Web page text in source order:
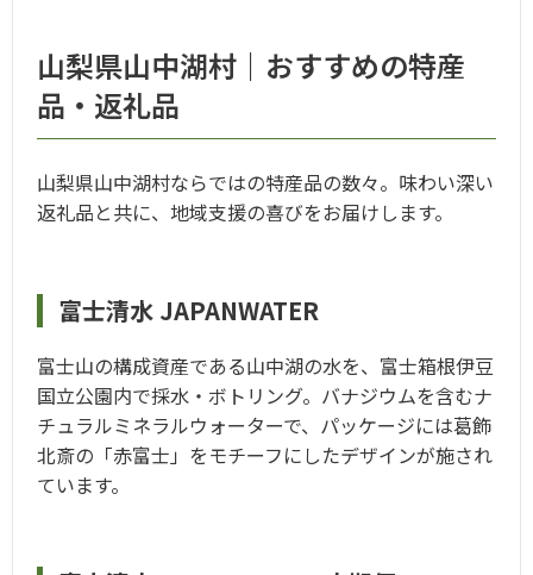
山梨県山中湖村｜おすすめの特産
品・返礼品
山梨県山中湖村ならではの特産品の数々。味わい深い
返礼品と共に、地域支援の喜びをお届けします。
富士清水 JAPANWATER
富士山の構成資産である山中湖の水を、富士箱根伊豆
国立公園内で採水・ボトリング。バナジウムを含むナ
チュラルミネラルウォーターで、パッケージには葛飾
北斎の「赤富士」をモチーフにしたデザインが施され
ています。